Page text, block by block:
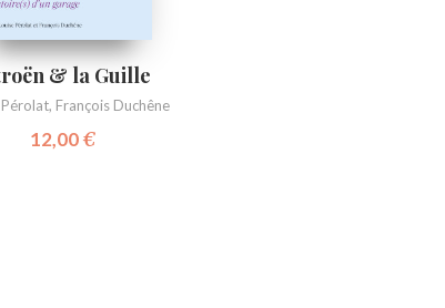
& la Guille
Pérolat, François Duchêne
12,00€